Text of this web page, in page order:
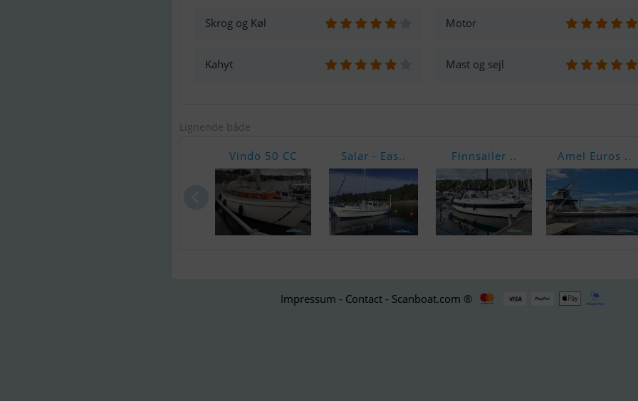
Skrog og Køl Motor
Kahyt Mast og sejl
Lignende både
Vindö 50 CC Salar - Eas.. Finnsailer .. Amel Euros ..
Impressum - Contact - Scanboat.com ®